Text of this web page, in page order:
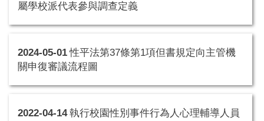
屬學校派代表參與調查定義
2024-05-01 性平法第37條第1項但書規定向主管機
關申復審議流程圖
2022-04-14 執行校園性別事件行為人心理輔導人員